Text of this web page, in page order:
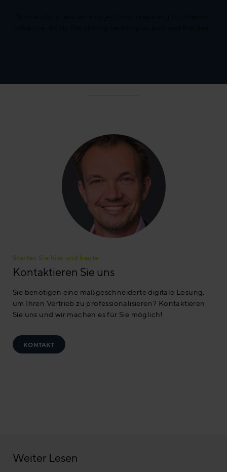
Starten Sie hier und heute
Kontaktieren Sie uns
Sie benötigen eine maßgeschneiderte digitale Lösung,
um Ihren Vertrieb zu professionalisieren? Kontaktieren
Sie uns und wir machen es für Sie möglich!
KONTAKT
Weiter Lesen